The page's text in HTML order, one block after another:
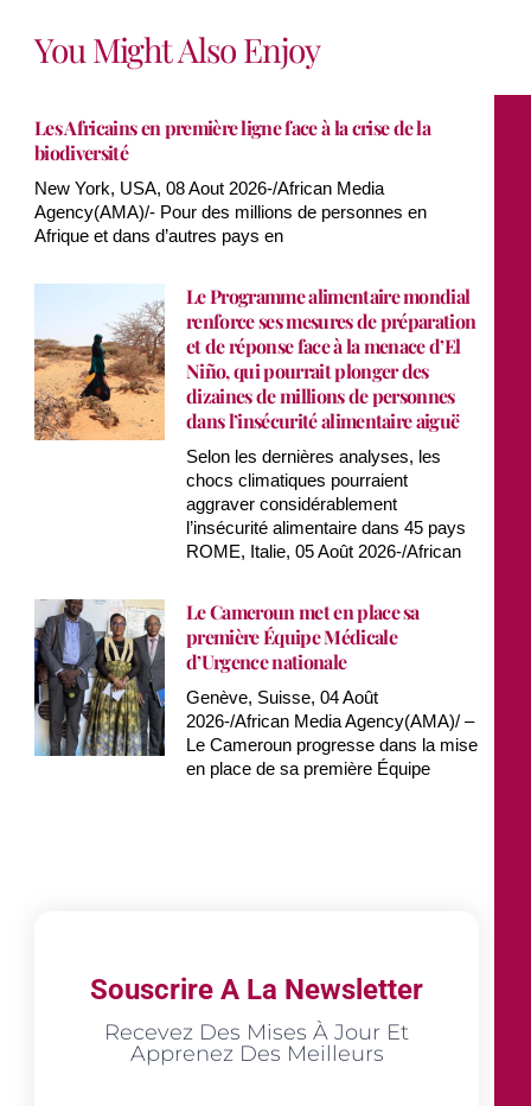
You Might Also Enjoy
Les Africains en première ligne face à la crise de la
biodiversité
New York, USA, 08 Aout 2026-/African Media
Agency(AMA)/- Pour des millions de personnes en
Afrique et dans d’autres pays en
Le Programme alimentaire mondial
renforce ses mesures de préparation
et de réponse face à la menace d’El
Niño, qui pourrait plonger des
dizaines de millions de personnes
dans l’insécurité alimentaire aiguë
Selon les dernières analyses, les
chocs climatiques pourraient
aggraver considérablement
l’insécurité alimentaire dans 45 pays
ROME, Italie, 05 Août 2026-/African
Le Cameroun met en place sa
première Équipe Médicale
d’Urgence nationale
Genève, Suisse, 04 Août
2026-/African Media Agency(AMA)/ –
Le Cameroun progresse dans la mise
en place de sa première Équipe
Souscrire A La Newsletter
Recevez Des Mises À Jour Et
Apprenez Des Meilleurs